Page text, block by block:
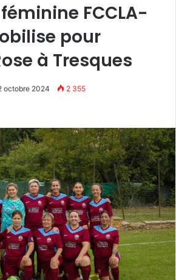
FCCLA-
pour
à Tresques
octobre 2024 2 355